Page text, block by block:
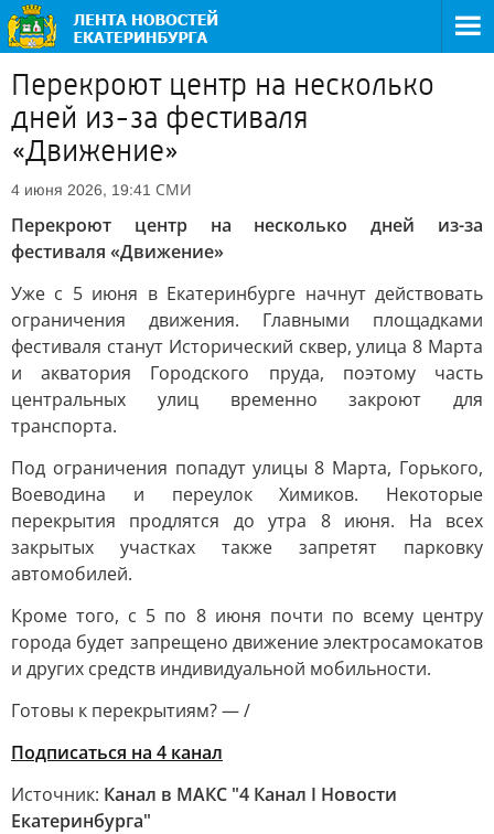
Перекроют центр на несколько
дней из-за фестиваля
«Движение»
4 июня 2026, 19:41 СМИ
Перекроют центр на несколько дней из-за
фестиваля «Движение»
Уже с 5 июня в Екатеринбурге начнут действовать
ограничения движения. Главными площадками
фестиваля станут Исторический сквер, улица 8 Марта
и акватория Городского пруда, поэтому часть
центральных улиц временно закроют для
транспорта.
Под ограничения попадут улицы 8 Марта, Горького,
Воеводина и переулок Химиков. Некоторые
перекрытия продлятся до утра 8 июня. На всех
закрытых участках также запретят парковку
автомобилей.
Кроме того, с 5 по 8 июня почти по всему центру
города будет запрещено движение электросамокатов
и других средств индивидуальной мобильности.
Готовы к перекрытиям? — /
Подписаться на 4 канал
Источник: Канал в МАКС "4 Канал I Новости
Екатеринбурга"